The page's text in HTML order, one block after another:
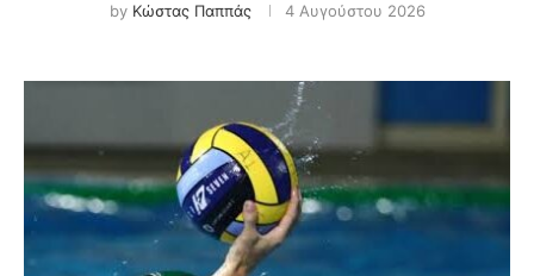
by Κώστας Παππάς 4 Αυγούστου 2026